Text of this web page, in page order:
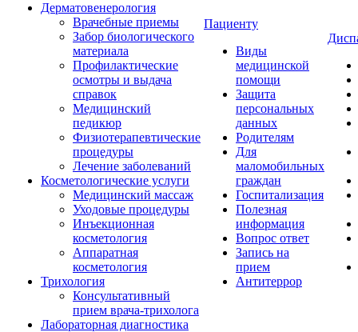
Дерматовенерология
Врачебные приемы
Забор биологического
материала
Профилактические
осмотры и выдача
справок
Медицинский
педикюр
Физиотерапевтические
процедуры
Лечение заболеваний
Косметологические услуги
Медицинский массаж
Уходовые процедуры
Инъекционная
косметология
Аппаратная
косметология
Трихология
Консультативный
прием врача-трихолога
Лабораторная диагностика
Пациенту
Виды
медицинской
помощи
Защита
персональных
данных
Родителям
Для
маломобильных
граждан
Госпитализация
Полезная
информация
Вопрос ответ
Запись на
прием
Антитеррор